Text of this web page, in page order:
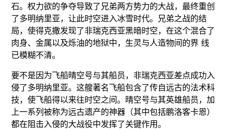
石。权力欲的争夺导致了兄弟两方势力的大战，最终重创
了多明纳里亚，让此时空进入冰雪时代。兄弟之战的结
局，使得克撒发现了非瑞克西亚黑暗时空，在这个混合了
肉身、金属以及烁油的地狱中，生灵与人造物间的界 线
已模糊不清。
要不是因为飞船晴空号与其船员，非瑞克西亚差点成功入
侵了多明纳里亚。这艘著名飞船包含了传自远古的法术科
技，使飞船得以来往时空之间。晴空号与其英雄船员，加
上一系列被称为远古遗产的神器（其中包括鹏洛客卡恩）
都在阻击入侵的大战役中发挥了关键作用。